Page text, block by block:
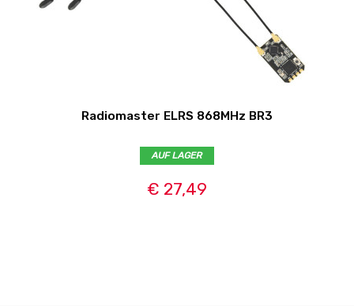
Radiomaster ELRS 868MHz BR3
AUF LAGER
€ 27,49